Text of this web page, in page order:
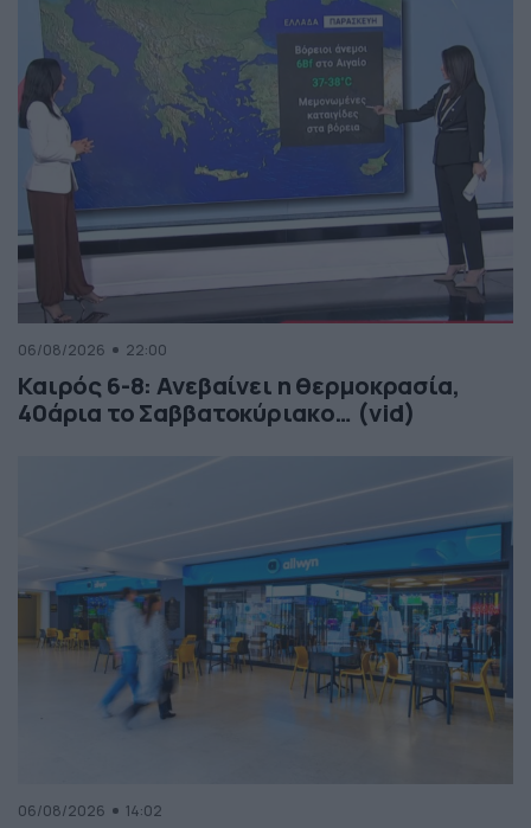
06/08/2026 22:00
Καιρός 6-8: Ανεβαίνει η θερμοκρασία,
40άρια το Σαββατοκύριακο… (vid)
06/08/2026 14:02